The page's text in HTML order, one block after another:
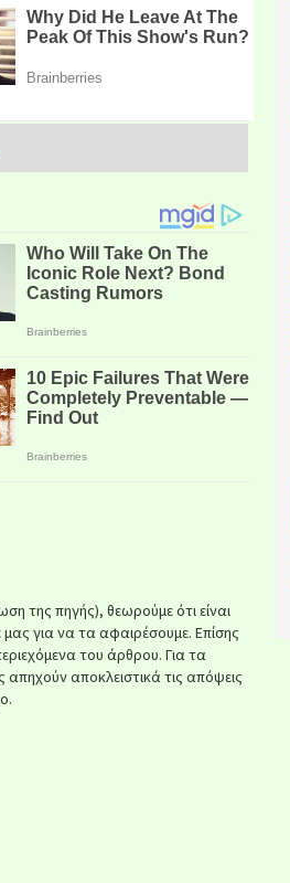
της πηγής), θεωρούμε ότι είναι
για να τα αφαιρέσουμε. Επίσης
του άρθρου. Για τα
αποκλειστικά τις απόψεις